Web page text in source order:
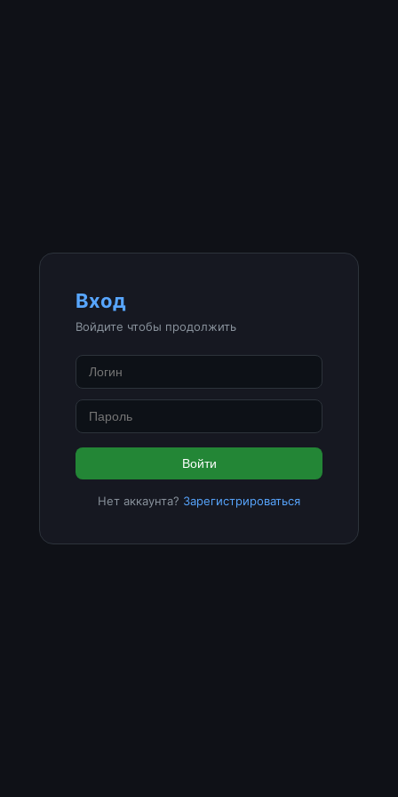
Вход
Войдите чтобы продолжить
Войти
Нет аккаунта? Зарегистрироваться